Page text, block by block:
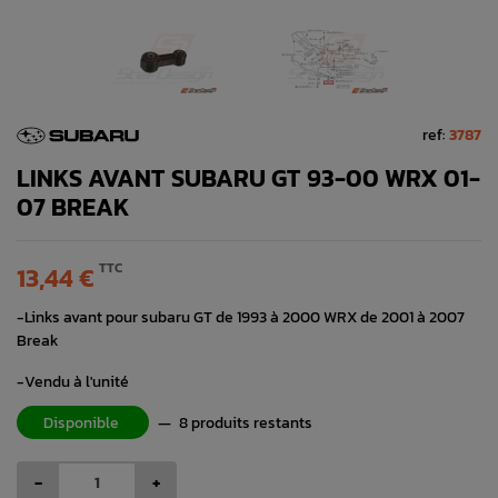
ref:3787
LINKS AVANT SUBARU GT 93-00 WRX 01-
07 BREAK
13,44 € TTC
-Links avant pour subaru GT de 1993 à 2000 WRX de 2001 à 2007
Break
-Vendu à l'unité
Disponible
— 8 produits restants
- +